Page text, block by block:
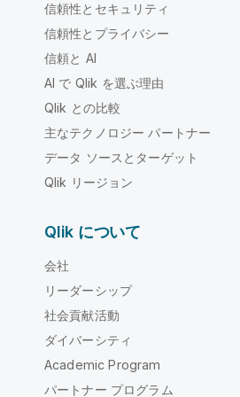
信頼性とセキュリティ
信頼性とプライバシー
信頼と AI
AI で Qlik を選ぶ理由
Qlik との比較
主なテクノロジー パートナー
データ ソースとターゲット
Qlik リージョン
Qlik について
会社
リーダーシップ
社会貢献活動
ダイバーシティ
Academic Program
パートナー プログラム